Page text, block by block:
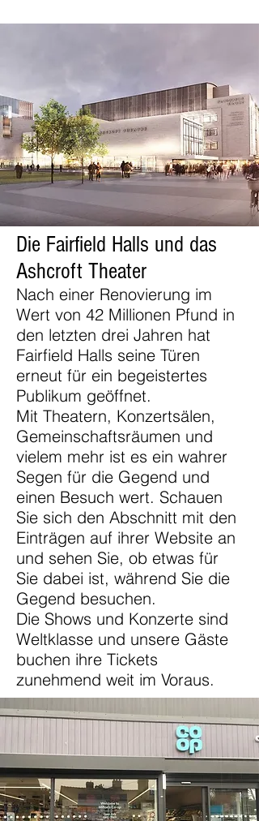
Die Fairfield Halls und das
Ashcroft Theater
Nach einer Renovierung im
Wert von 42 Millionen Pfund in
den letzten drei Jahren hat
Fairfield Halls seine Türen
erneut für ein begeistertes
Publikum geöffnet.
Mit Theatern, Konzertsälen,
Gemeinschaftsräumen und
vielem mehr ist es ein wahrer
Segen für die Gegend und
einen Besuch wert. Schauen
Sie sich den Abschnitt mit den
Einträgen auf ihrer Website an
und sehen Sie, ob etwas für
Sie dabei ist, während Sie die
Gegend besuchen.
Die Shows und Konzerte sind
Weltklasse und unsere Gäste
buchen ihre Tickets
zunehmend weit im Voraus.